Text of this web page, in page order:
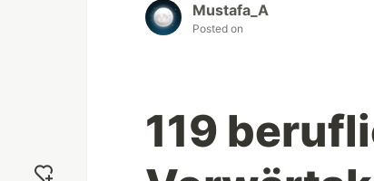
Mustafa_A
Posted on
119